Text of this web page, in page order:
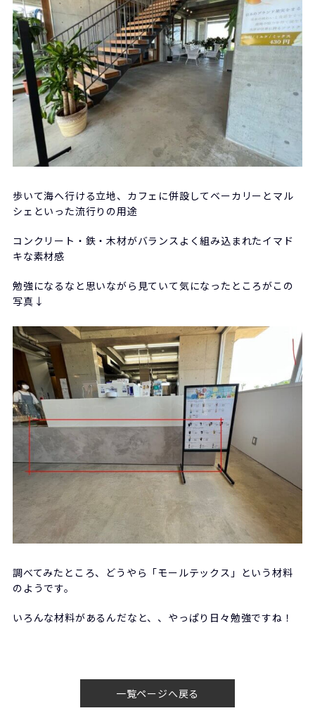
歩いて海へ行ける立地、カフェに併設してベーカリーとマル
シェといった流行りの用途
コンクリート・鉄・木材がバランスよく組み込まれたイマド
キな素材感
勉強になるなと思いながら見ていて気になったところがこの
写真↓
調べてみたところ、どうやら「モールテックス」という材料
のようです。
いろんな材料があるんだなと、、やっぱり日々勉強ですね！
一覧ページへ戻る